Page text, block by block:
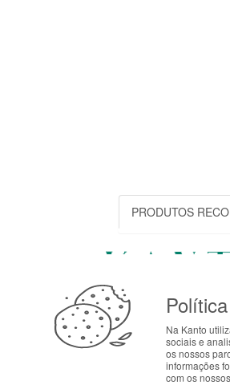
PRODUTOS
Avenida 25 de abril, 28
4700-099 Braga -
© KANTO. Todos os
reservados
ABOUT THE
Kanto handles
your interests. By
preferences in Cookie
Na Kanto
sociais e
os nossos
informações
com os